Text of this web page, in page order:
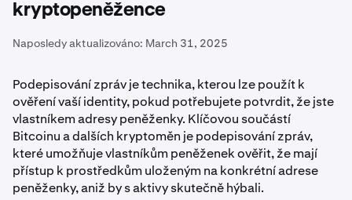
kryptopeněžence
Naposledy aktualizováno: March 31, 2025
Podepisování zpráv je technika, kterou lze použít k
ověření vaší identity, pokud potřebujete potvrdit, že jste
vlastníkem adresy peněženky. Klíčovou součástí
Bitcoinu a dalších kryptoměn je podepisování zpráv,
které umožňuje vlastníkům peněženek ověřit, že mají
přístup k prostředkům uloženým na konkrétní adrese
peněženky, aniž by s aktivy skutečně hýbali.